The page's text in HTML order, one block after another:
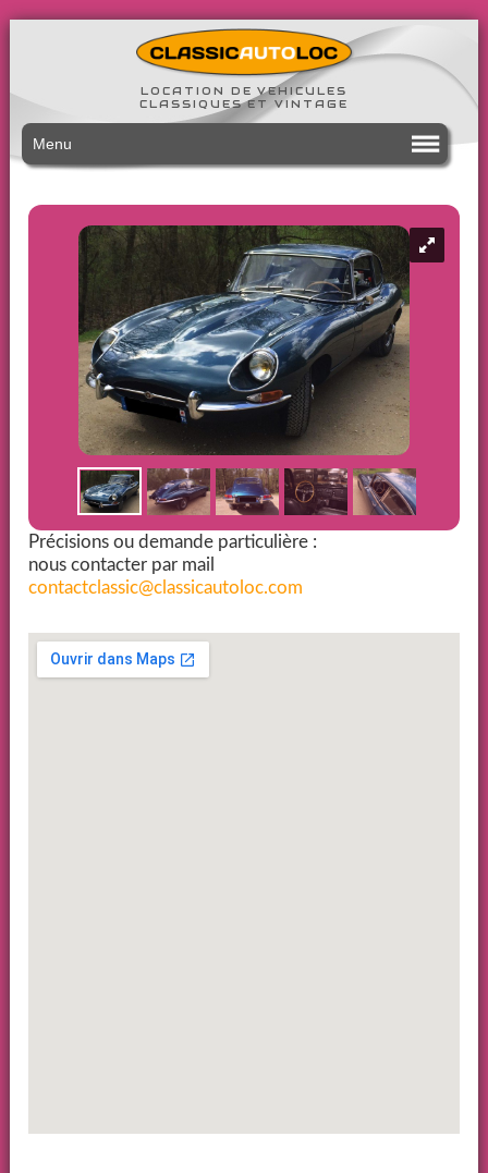
LOCATION DE VEHICULES
CLASSIQUES ET VINTAGE
Menu
Précisions ou demande particulière :
nous contacter par mail
contactclassic@classicautoloc.com